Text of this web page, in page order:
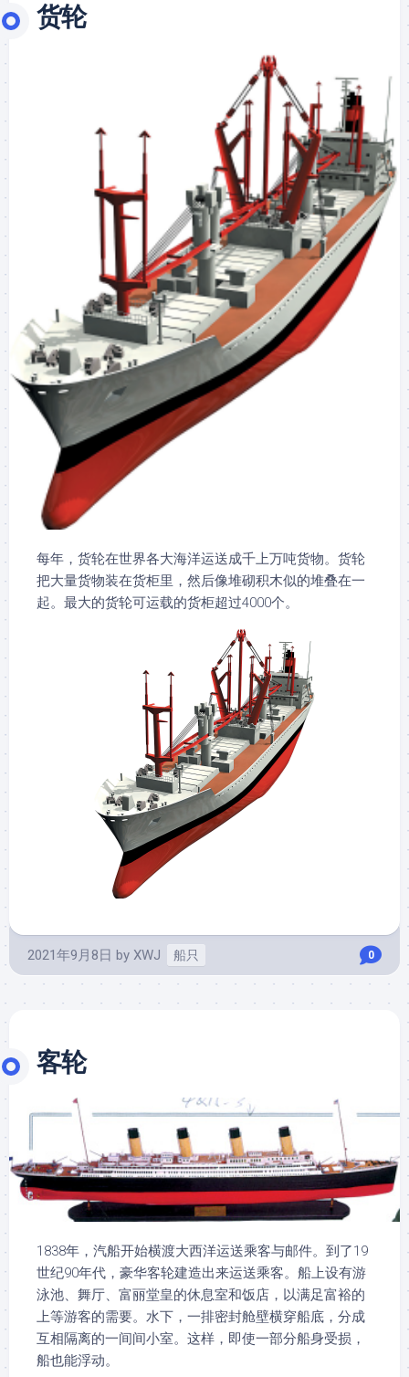
货轮
每年，货轮在世界各大海洋运送成千上万吨货物。货轮
把大量货物装在货柜里，然后像堆砌积木似的堆叠在一
起。最大的货轮可运载的货柜超过4000个。
2021年9月8日 by XWJ 船只 0
客轮
1838年，汽船开始横渡大西洋运送乘客与邮件。到了19
世纪90年代，豪华客轮建造出来运送乘客。船上设有游
泳池、舞厅、富丽堂皇的休息室和饭店，以满足富裕的
上等游客的需要。水下，一排密封舱壁横穿船底，分成
互相隔离的一间间小室。这样，即使一部分船身受损，
船也能浮动。